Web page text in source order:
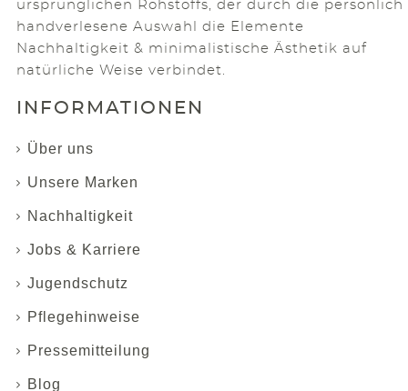
ursprünglichen Rohstoffs, der durch die persönlich
handverlesene Auswahl die Elemente
Nachhaltigkeit & minimalistische Ästhetik auf
natürliche Weise verbindet.
INFORMATIONEN
Über uns
Unsere Marken
Nachhaltigkeit
Jobs & Karriere
Jugendschutz
Pflegehinweise
Pressemitteilung
Blog